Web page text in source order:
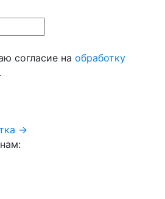
согласие на обработку
.
→